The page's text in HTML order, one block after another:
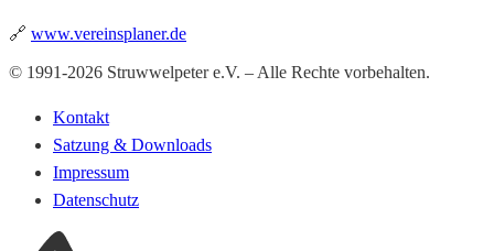
🔗 www.vereinsplaner.de
© 1991-2026 Struwwelpeter e.V. – Alle Rechte vorbehalten.
Kontakt
Satzung & Downloads
Impressum
Datenschutz